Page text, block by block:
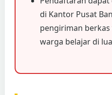
di Kantor Pusat
pengiriman berkas
warga belajar di